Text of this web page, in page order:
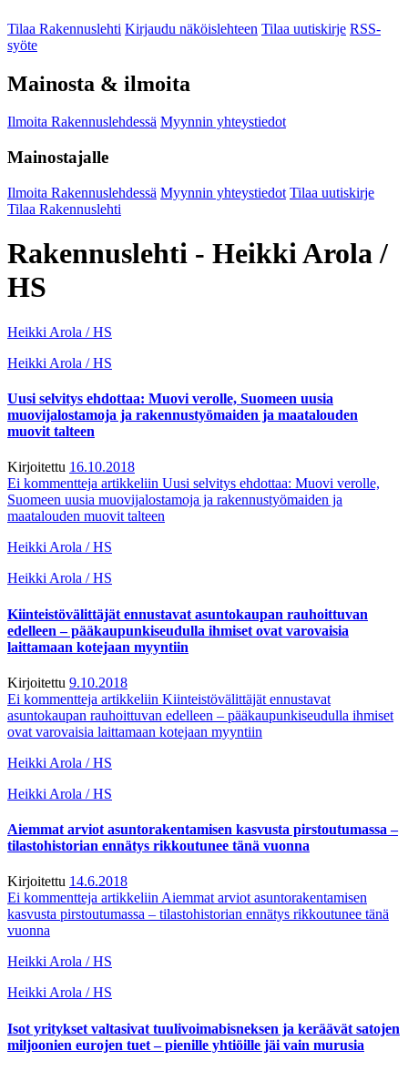
Tilaa Rakennuslehti Kirjaudu näköislehteen Tilaa uutiskirje RSS-
syöte
Mainosta & ilmoita
Ilmoita Rakennuslehdessä Myynnin yhteystiedot
Mainostajalle
Ilmoita Rakennuslehdessä Myynnin yhteystiedot Tilaa uutiskirje
Tilaa Rakennuslehti
Rakennuslehti - Heikki Arola /
HS
Heikki Arola / HS
Heikki Arola / HS
Uusi selvitys ehdottaa: Muovi verolle, Suomeen uusia
muovijalostamoja ja rakennustyömaiden ja maatalouden
muovit talteen
Kirjoitettu 16.10.2018
Ei kommentteja artikkeliin Uusi selvitys ehdottaa: Muovi verolle,
Suomeen uusia muovijalostamoja ja rakennustyömaiden ja
maatalouden muovit talteen
Heikki Arola / HS
Heikki Arola / HS
Kiinteistövälittäjät ennustavat asuntokaupan rauhoittuvan
edelleen – pääkaupunkiseudulla ihmiset ovat varovaisia
laittamaan kotejaan myyntiin
Kirjoitettu 9.10.2018
Ei kommentteja artikkeliin Kiinteistövälittäjät ennustavat
asuntokaupan rauhoittuvan edelleen – pääkaupunkiseudulla ihmiset
ovat varovaisia laittamaan kotejaan myyntiin
Heikki Arola / HS
Heikki Arola / HS
Aiemmat arviot asuntorakentamisen kasvusta pirstoutumassa –
tilastohistorian ennätys rikkoutunee tänä vuonna
Kirjoitettu 14.6.2018
Ei kommentteja artikkeliin Aiemmat arviot asuntorakentamisen
kasvusta pirstoutumassa – tilastohistorian ennätys rikkoutunee tänä
vuonna
Heikki Arola / HS
Heikki Arola / HS
Isot yritykset valtasivat tuulivoimabisneksen ja keräävät satojen
miljoonien eurojen tuet – pienille yhtiöille jäi vain murusia